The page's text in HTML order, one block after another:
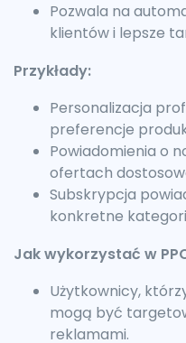
Pozwala na
klientów i lepsze
Przykłady:
Personalizacja
preferencje
Powiadomienia o
ofertach
Subskrypcja
konkretne
Jak wykorzystać w
Użytkownicy,
mogą być
reklamami.